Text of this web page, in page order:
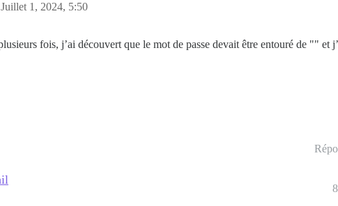
Juillet 1, 2024, 5:50
fois, j’ai découvert que le mot de passe devait être entouré de ""
8